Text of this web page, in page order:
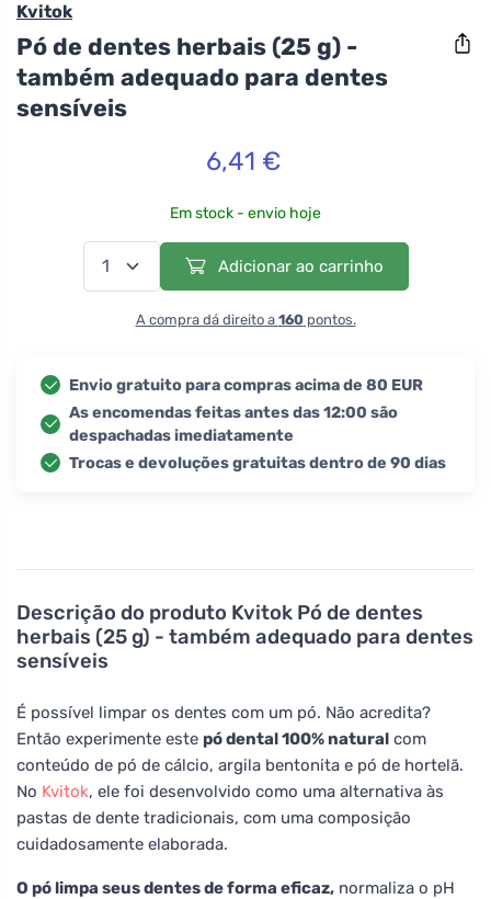
Descrição do produto Kvitok Pó de dentes
herbais (25 g) - também adequado para dentes
sensíveis
É possível limpar os dentes com um pó. Não acredita?
Então experimente este pó dental 100% natural com
conteúdo de pó de cálcio, argila bentonita e pó de hortelã.
No Kvitok, ele foi desenvolvido como uma alternativa às
pastas de dente tradicionais, com uma composição
cuidadosamente elaborada.
O pó limpa seus dentes de forma eficaz, normaliza o pH
Kvitok
Pó de dentes herbais (25 g) -
também adequado para dentes
sensíveis
6,41 €
Em stock - envio hoje
Adicionar ao carrinho
A compra dá direito a 160pontos.
Envio gratuito para compras acima de 80 EUR
As encomendas feitas antes das 12:00 são
despachadas imediatamente
Trocas e devoluções gratuitas dentro de 90 dias